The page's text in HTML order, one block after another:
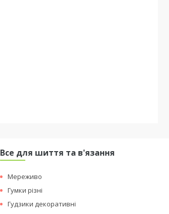
Все для шиття та в'язання
Мереживо
Гумки різні
Гудзики декоративні